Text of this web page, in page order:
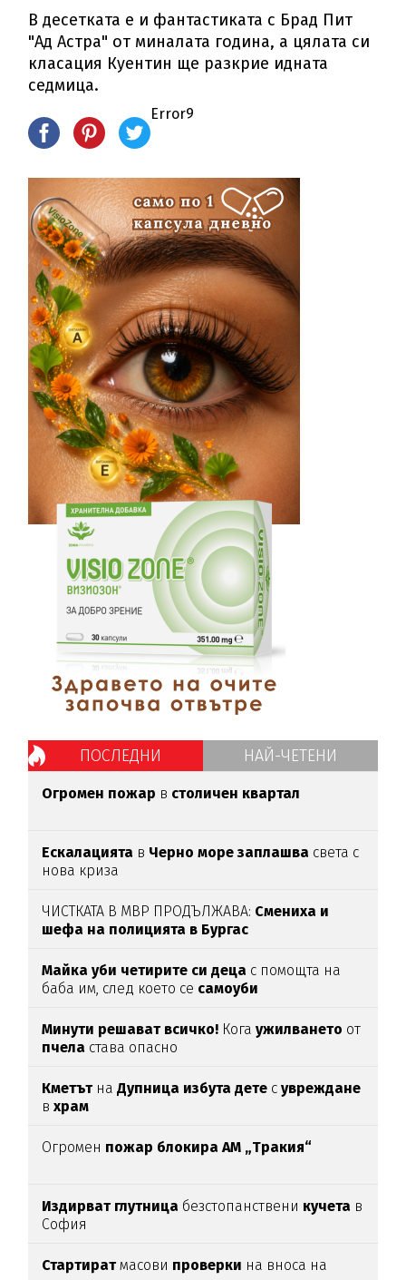
В десетката е и фантастиката с Брад Пит
"Ад Астра" от миналата година, а цялата си
класация Куентин ще разкрие идната
седмица.
Error9
ПОСЛЕДНИ НАЙ-ЧЕТЕНИ
Огромен пожар в столичен квартал
Ескалацията в Черно море заплашва света с
нова криза
ЧИСТКАТА В МВР ПРОДЪЛЖАВА: Смениха и
шефа на полицията в Бургас
Майка уби четирите си деца с помощта на
баба им, след което се самоуби
Минути решават всичко! Когаужилването от
пчела става опасно
Кметът наДупница избута дете сувреждане
вхрам
Огромен пожар блокира АМ „Тракия“
Издирват глутница безстопанствени кучета в
София
Стартиратмасови проверки на вноса на